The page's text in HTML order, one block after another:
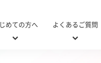
めての方へ よくあるご質問